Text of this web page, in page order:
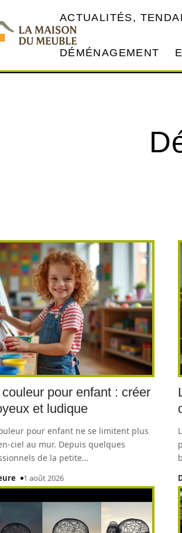
ACTUALITÉS,
DÉMÉNAGEMENT
pour enfant : créer
et ludique
pour enfant ne se limitent plus
ciel au mur. Depuis quelques
de la petite…
1 août 2026